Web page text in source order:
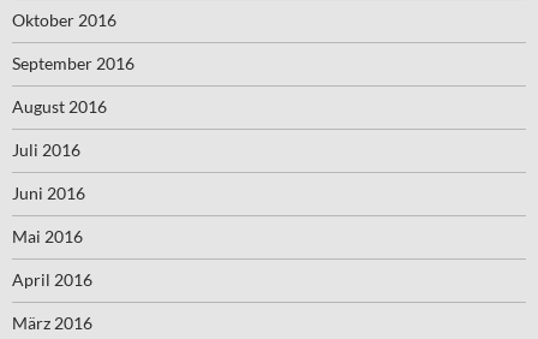
Oktober 2016
September 2016
August 2016
Juli 2016
Juni 2016
Mai 2016
April 2016
März 2016